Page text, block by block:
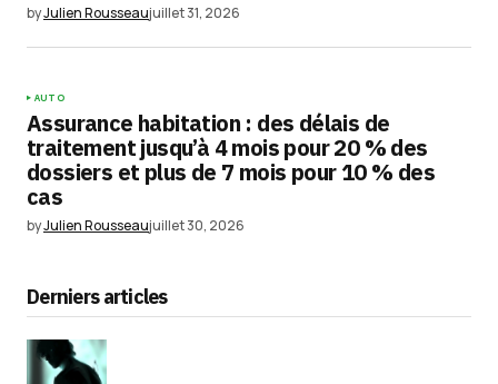
byJulien Rousseaujuillet 31, 2026
AUTO
Assurance habitation : des délais de
traitement jusqu’à 4 mois pour 20 % des
dossiers et plus de 7 mois pour 10 % des
cas
byJulien Rousseaujuillet 30, 2026
Derniers articles